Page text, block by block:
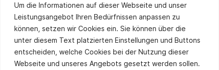
Um die Informationen auf dieser Webseite und unser
Leistungsangebot Ihren Bedürfnissen anpassen zu
können, setzen wir Cookies ein. Sie können über die
unter diesem Text platzierten Einstellungen und Buttons
entscheiden, welche Cookies bei der Nutzung dieser
Webseite und unseres Angebots gesetzt werden sollen.
Sie stimmen unserer Datenschutzpolitik
zu.
Alternative: